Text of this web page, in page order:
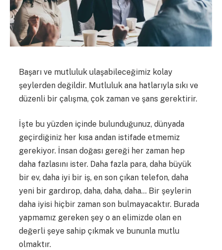
Başarı ve mutluluk ulaşabileceğimiz kolay
şeylerden değildir. Mutluluk ana hatlarıyla sıkı ve
düzenli bir çalışma, çok zaman ve şans gerektirir.
İşte bu yüzden içinde bulunduğunuz, dünyada
geçirdiğiniz her kısa andan istifade etmemiz
gerekiyor. İnsan doğası gereği her zaman hep
daha fazlasını ister. Daha fazla para, daha büyük
bir ev, daha iyi bir iş, en son çıkan telefon, daha
yeni bir gardırop, daha, daha, daha… Bir şeylerin
daha iyisi hiçbir zaman son bulmayacaktır. Burada
yapmamız gereken şey o an elimizde olan en
değerli şeye sahip çıkmak ve bununla mutlu
olmaktır.